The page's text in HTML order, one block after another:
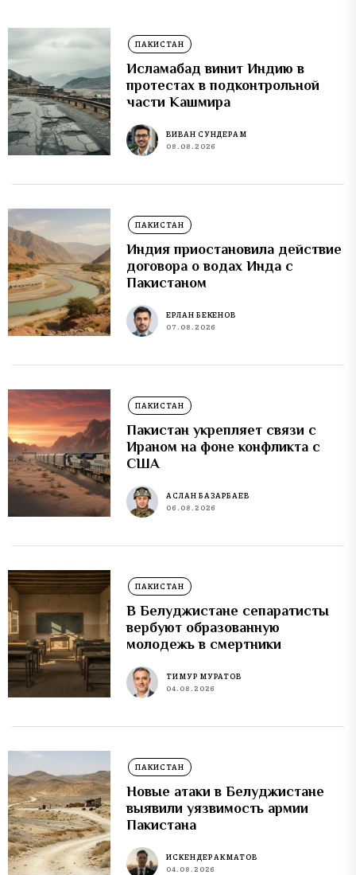
ПАКИСТАН
Исламабад винит Индию в
протестах в подконтрольной
части Кашмира
ВИВАН СУНДЕРАМ
08.08.2026
ПАКИСТАН
Индия приостановила действие
договора о водах Инда с
Пакистаном
ЕРЛАН БЕКЕНОВ
07.08.2026
ПАКИСТАН
Пакистан укрепляет связи с
Ираном на фоне конфликта с
США
АСЛАН БАЗАРБАЕВ
06.08.2026
ПАКИСТАН
В Белуджистане сепаратисты
вербуют образованную
молодежь в смертники
ТИМУР МУРАТОВ
04.08.2026
ПАКИСТАН
Новые атаки в Белуджистане
выявили уязвимость армии
Пакистана
ИСКЕНДЕР АКМАТОВ
04.08.2026